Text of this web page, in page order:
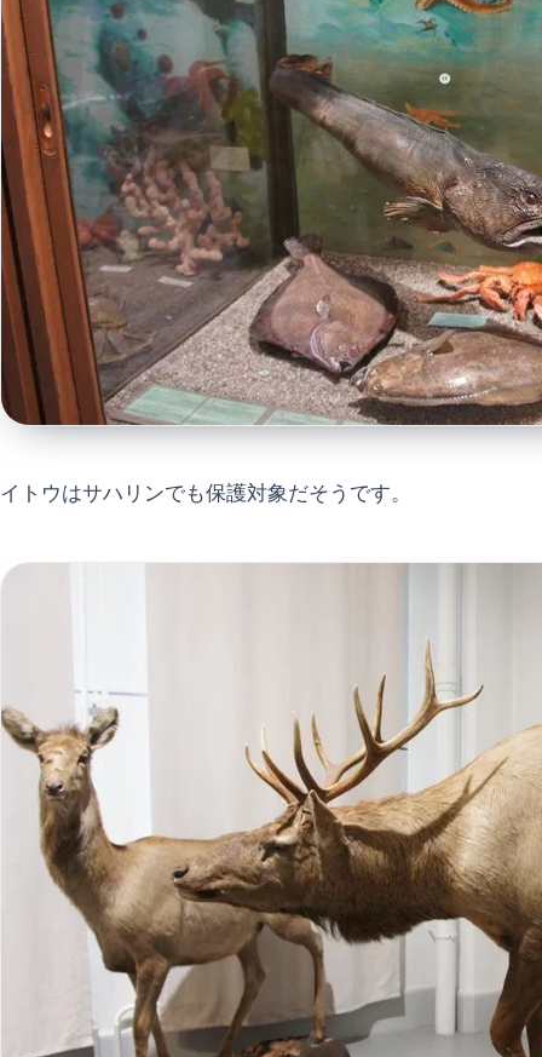
イトウはサハリンでも保護対象だそうです。